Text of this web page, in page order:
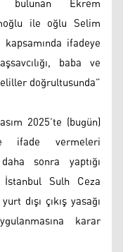
ile oğlu Selim
ifadeye
baba ve
doğrultusunda”
2025’te (bugün)
ifade vermeleri
sonra yaptığı
İstanbul Sulh Ceza
dışı çıkış yasağı
karar